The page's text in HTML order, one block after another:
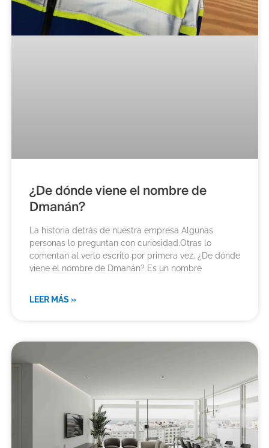
¿De dónde viene el nombre de
Dmanán?
La historia detrás de nuestra empresa Algunas
personas lo preguntan con curiosidad.Otras lo
comentan al verlo escrito por primera vez. ¿De dónde
viene el nombre de Dmanán? Es un nombre
LEER MÁS »